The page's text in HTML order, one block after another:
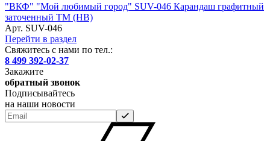
"ВКФ" "Мой любимый город" SUV-046 Карандаш графитный
заточенный ТМ (HB)
Арт. SUV-046
Перейти в раздел
Свяжитесь с нами по тел.:
8 499 392-02-37
Закажите
обратный звонок
Подписывайтесь
на наши новости